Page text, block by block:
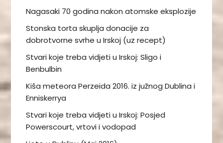
Nagasaki 70 godina nakon atomske eksplozije
Stonska torta skuplja donacije za
dobrotvorne svrhe u Irskoj (uz recept)
Stvari koje treba vidjeti u Irskoj: Sligo i
Benbulbin
Kiša meteora Perzeida 2016. iz južnog Dublina i
Enniskerrya
Stvari koje treba vidjeti u Irskoj: Posjed
Powerscourt, vrtovi i vodopad